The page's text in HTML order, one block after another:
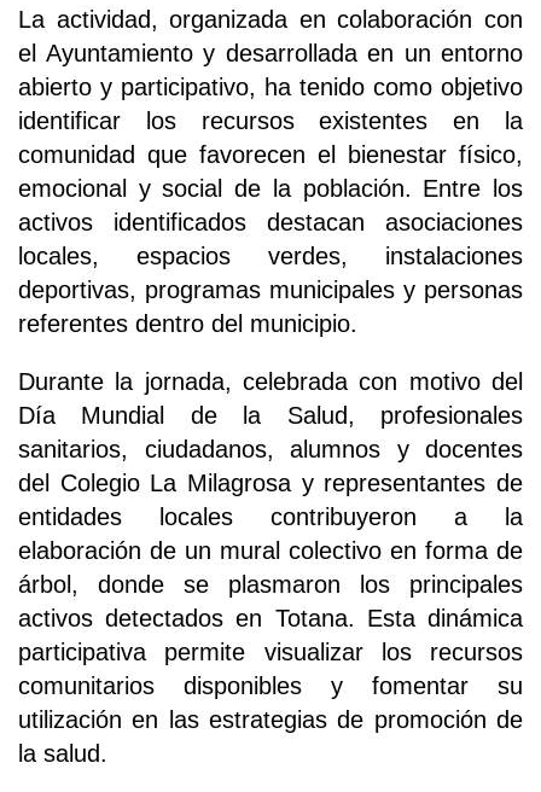
La actividad, organizada en colaboración con
el Ayuntamiento y desarrollada en un entorno
abierto y participativo, ha tenido como objetivo
identificar los recursos existentes en la
comunidad que favorecen el bienestar físico,
emocional y social de la población. Entre los
activos identificados destacan asociaciones
locales, espacios verdes, instalaciones
deportivas, programas municipales y personas
referentes dentro del municipio.
Durante la jornada, celebrada con motivo del
Día Mundial de la Salud, profesionales
sanitarios, ciudadanos, alumnos y docentes
del Colegio La Milagrosa y representantes de
entidades locales contribuyeron a la
elaboración de un mural colectivo en forma de
árbol, donde se plasmaron los principales
activos detectados en Totana. Esta dinámica
participativa permite visualizar los recursos
comunitarios disponibles y fomentar su
utilización en las estrategias de promoción de
la salud.